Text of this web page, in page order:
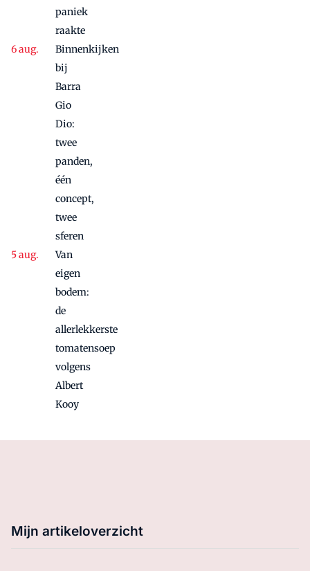
paniek
raakte
Binnenkijken
bij
Barra
Gio
Dio:
twee
panden,
één
concept,
twee
sferen
Van
eigen
bodem:
de
allerlekkerste
tomatensoep
volgens
Albert
Kooy
Mijn artikeloverzicht